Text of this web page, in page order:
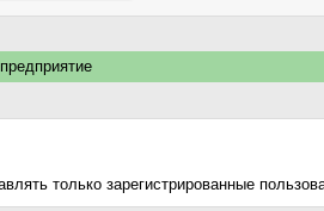
только зарегистрированные